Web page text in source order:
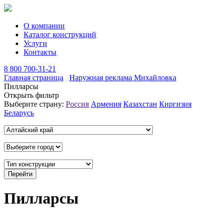
О компании
Каталог конструкций
Услуги
Контакты
8 800 700-31-21
Главная страница
Наружная реклама Михайловка
Пилларсы
Открыть фильтр
Выберите страну: Россия Армения Казахстан Киргизия
Беларусь
Пилларсы